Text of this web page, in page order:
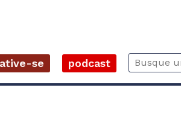
ative-se podcast